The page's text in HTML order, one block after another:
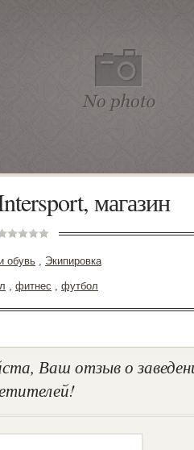
магазин
обувь , Экипировка
, фитнес , футбол
Ваш отзыв о